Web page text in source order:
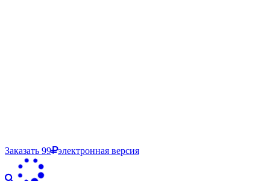
Заказать 99 электронная версия